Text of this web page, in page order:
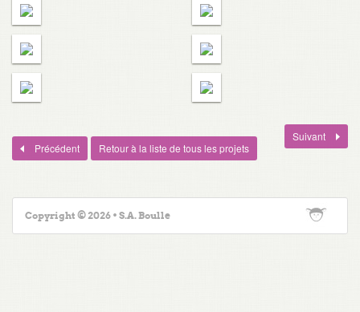
Précédent Retour à la liste de tous les projets
Suivant
Copyright © 2026 • S.A. Boulle